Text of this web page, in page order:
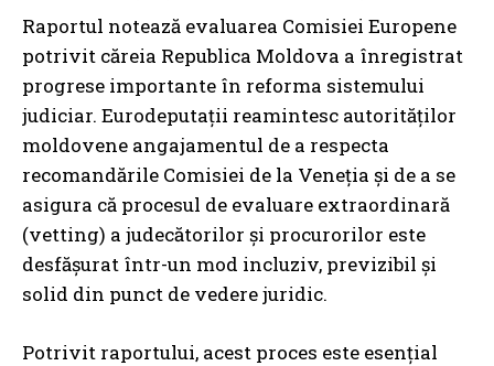
Raportul notează evaluarea Comisiei Europene
potrivit căreia Republica Moldova a înregistrat
progrese importante în reforma sistemului
judiciar. Eurodeputații reamintesc autorităților
moldovene angajamentul de a respecta
recomandările Comisiei de la Veneția și de a se
asigura că procesul de evaluare extraordinară
(vetting) a judecătorilor și procurorilor este
desfășurat într-un mod incluziv, previzibil și
solid din punct de vedere juridic.
Potrivit raportului, acest proces este esențial